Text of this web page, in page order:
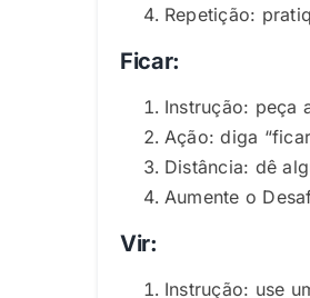
Repetição:
Ficar:
Instrução: peça
Ação: diga
Distância: dê
Aumente o
Vir:
Instrução: use